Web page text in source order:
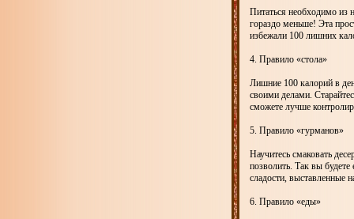
Питаться необходимо из
гораздо меньше! Эта
избежали 100 лишних
4. Правило «стола»
Лишние 100 калорий в
своими делами.
сможете лучше
5. Правило «гурманов»
Научитесь смаковать
позволить. Так вы
сладости, выставленные
6. Правило «еды»